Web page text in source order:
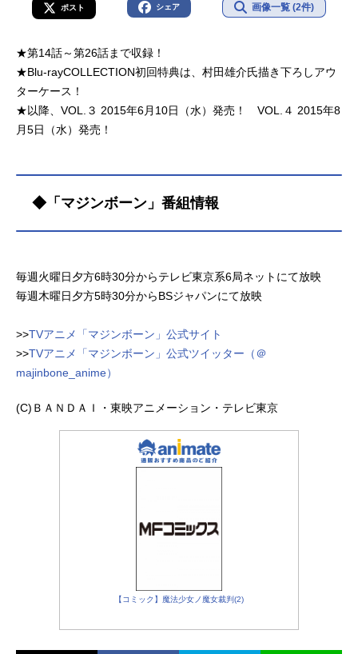
ポスト シェア 画像一覧 (2件)
★第14話～第26話まで収録！
★Blu-rayCOLLECTION初回特典は、村田雄介氏描き下ろしアウ
ターケース！
★以降、VOL.３ 2015年6月10日（水）発売！ VOL.４ 2015年8
月5日（水）発売！
◆「マジンボーン」番組情報
毎週火曜日夕方6時30分からテレビ東京系6局ネットにて放映
毎週木曜日夕方5時30分からBSジャパンにて放映
>>TVアニメ「マジンボーン」公式サイト
>>TVアニメ「マジンボーン」公式ツイッター（＠
majinbone_anime）
(C)ＢＡＮＤＡＩ・東映アニメーション・テレビ東京
【コミック】魔法少女ノ魔女裁判(2)